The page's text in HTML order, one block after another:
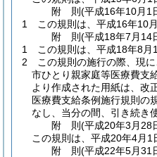
附 則(平成16年10月1
1
この規則は、平成16年10
附 則(平成18年7月14
1
この規則は、平成18年8月
2
この規則の施行の際、現
市ひとり親家庭等医療費支
より作成された用紙は、改
医療費支給条例施行規則の
なし、当分の間、引き続き
附 則(平成20年3月28
この規則は、平成20年4月1
附 則(平成22年5月31